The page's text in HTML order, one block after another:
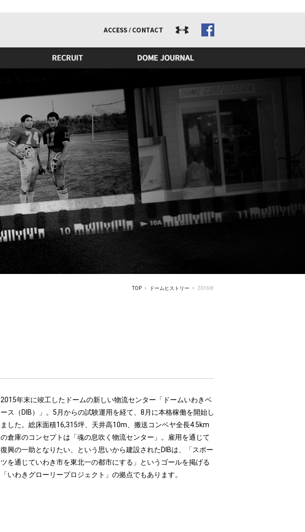
TOP ドームヒストリー 2016年
2015年末に竣工したドームの新しい物流センター「ドームいわきベ
ース（DIB）」。5月からの試験運用を経て、8月に本格稼働を開始し
ました。総床面積16,315坪、天井高10m、搬送コンベヤ全長4.5km
の倉庫のコンセプトは「魂の息吹く物流センター」。雇用を通じて
復興の一助となりたい、という思いから建設されたDIBは、「スポー
ツを通じていわき市を東北一の都市にする」というゴールを掲げる
「いわきグローリープロジェクト」の拠点でもあります。